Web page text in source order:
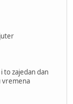
to zajedan dan
vremena